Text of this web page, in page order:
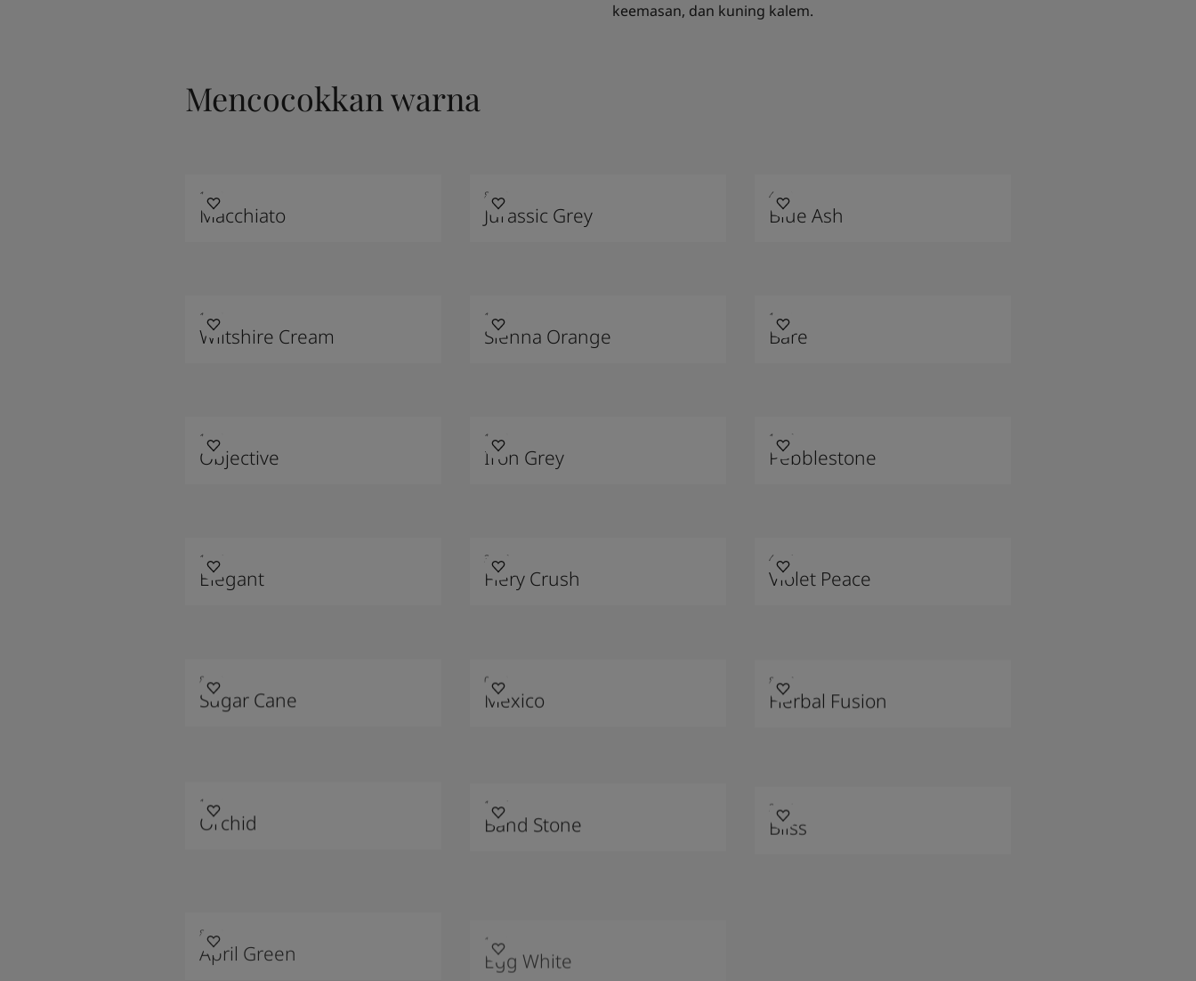
keemasan, dan kuning kalem.
Mencocokkan warna
1359
Macchiato
8222
Jurassic Grey
4399
Blue Ash
1648
Wiltshire Cream
1779
Sienna Orange
1391
Bare
1973
Objective
1032
Iron Grey
1877
Pebblestone
1434
Elegant
3247
Fiery Crush
4326
Violet Peace
8199
Sugar Cane
0288
Mexico
8237
Herbal Fusion
1171
Orchid
1145
Band Stone
2374
Bliss
April Green Egg White